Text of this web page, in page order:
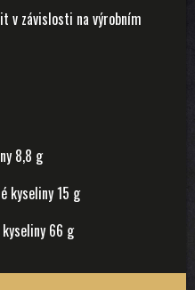
v závislosti na výrobním
8,8 g
kyseliny 15 g
66 g